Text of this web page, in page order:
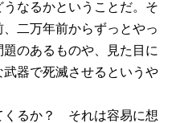
なるかということだ。そ
二万年前からずっとやっ
のあるものや、見た目に
器で死滅させるというや
くるか？ それは容易に想